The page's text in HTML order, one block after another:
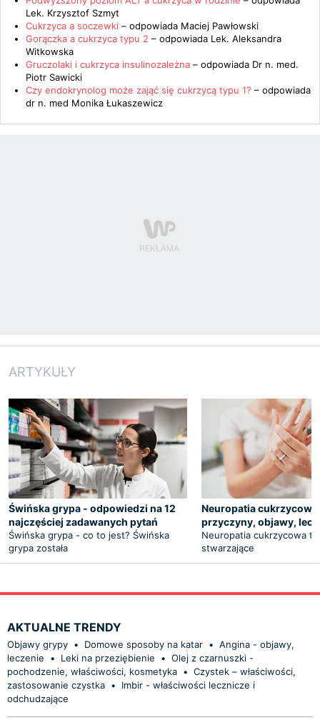
Lek. Krzysztof Szmyt
Cukrzyca a soczewki – odpowiada Maciej Pawłowski
Gorączka a cukrzyca typu 2 – odpowiada Lek. Aleksandra
Witkowska
Gruczolaki i cukrzyca insulinozależna – odpowiada Dr n. med.
Piotr Sawicki
Czy endokrynolog może zająć się cukrzycą typu 1? – odpowiada
dr n. med Monika Łukaszewicz
ARTYKUŁY
Świńska grypa - odpowiedzi na 12
najczęściej zadawanych pytań
Świńska grypa - co to jest? Świńska
grypa została
Neuropatia
przyczyny, objawy,
Neuropatia cukrzycowa
stwarzające
AKTUALNE TRENDY
Objawy grypy • Domowe sposoby na katar • Angina - objawy,
leczenie
• Leki na przeziębienie • Olej z czarnuszki -
pochodzenie, właściwości, kosmetyka • Czystek – właściwości,
zastosowanie czystka •
Imbir - właściwości lecznicze i
odchudzające